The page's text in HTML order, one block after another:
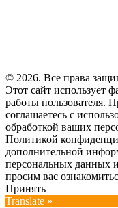
© 2026. Все права
Этот сайт использует
работы пользователя.
соглашаетесь с
обработкой ваших
Политикой
дополнительной
персональных данных
просим вас
Принять
Translate »